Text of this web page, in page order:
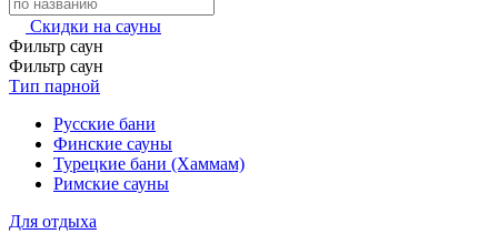
Скидки на сауны
Фильтр саун
Фильтр саун
Тип парной
Русские бани
Финские сауны
Турецкие бани (Хаммам)
Римские сауны
Для отдыха